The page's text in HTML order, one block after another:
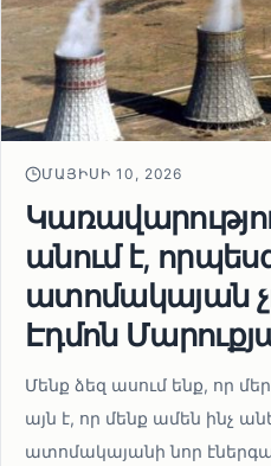
ՄԱՅԻՍԻ 10, 2026
անում է,
ատոմակայան
Էդմոն
Մենք ձեզ ասում ենք, որ
այն է, որ մենք ամեն ինչ
ատոմակայանի նոր